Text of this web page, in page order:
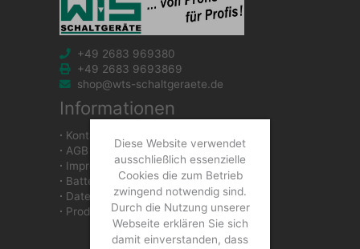
+49 2683 969380
+49 2683 9693869
shop@wts-schaltgeraete.de
Informationen
∙ Kontakt
∙ AGB
∙ Impressum
∙ Batteriegesetzhinweise
∙ Datenschutzerklärung
∙ Produkte
Diese Website verwendet
ausschließlich essenzielle
Cookies die zum Betrieb
zwingend notwendig sind.
Durch die Nutzung unserer
Webseite erklären Sie sich
damit einverstanden, dass